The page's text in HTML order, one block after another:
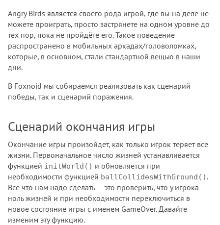
Angry Birds является своего рода игрой, где вы на деле не
можете проиграть, просто застрянете на одном уровне до
тех пор, пока не пройдёте его. Такое поведение
распространено в мобильных аркадах/головоломках,
которые, в основном, стали стандартной вещью в наши
дни.
В Foxnoid мы собираемся реализовать как сценарий
победы, так и сценарий поражения.
Сценарий окончания игры
Окончание игры произойдет, как только игрок теряет все
жизни. Первоначальное число жизней устанавливается
функцией initWorld() и обновляется при
необходимости функцией ballCollidesWithGround() .
Всё что нам надо сделать — это проверить, что у игрока
ноль жизней и при необходимости переключиться в
новое состояние игры с именем GameOver. Давайте
изменим эту функцию.